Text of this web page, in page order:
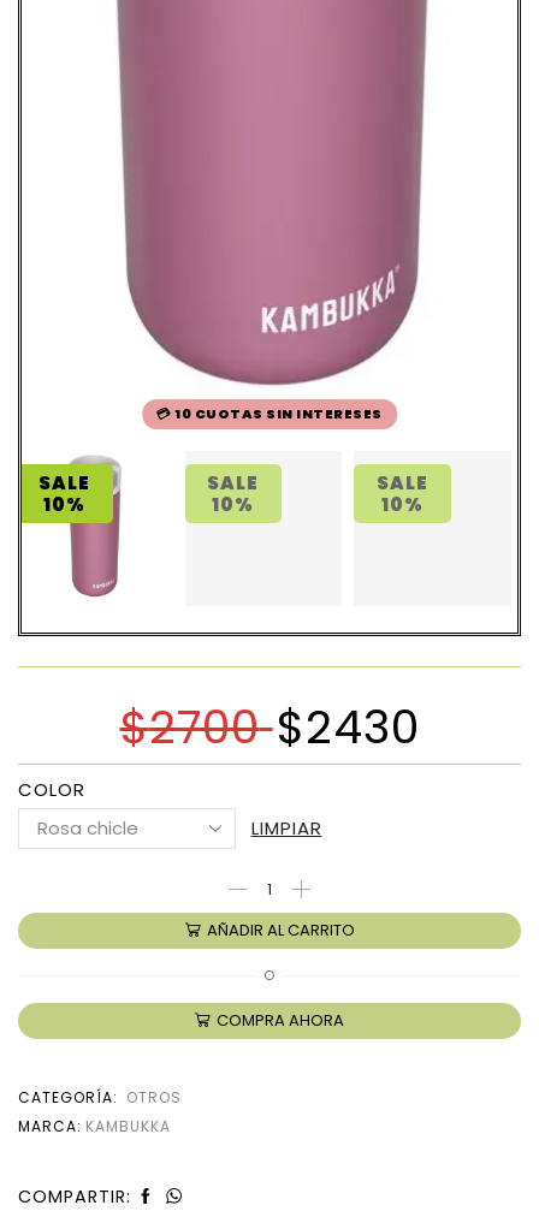
💳 10 CUOTAS SIN INTERESES
SALE
10%
SALE
10%
SALE
10%
$2700 $2430
COLOR
LIMPIAR
AÑADIR AL CARRITO
O
COMPRA AHORA
CATEGORÍA: OTROS
MARCA: KAMBUKKA
COMPARTIR: